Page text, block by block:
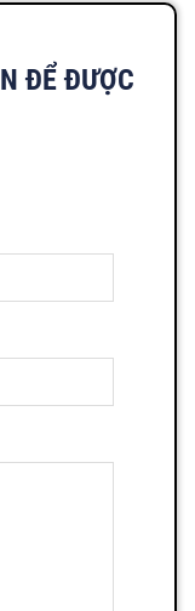
ĐỂ ĐƯỢC